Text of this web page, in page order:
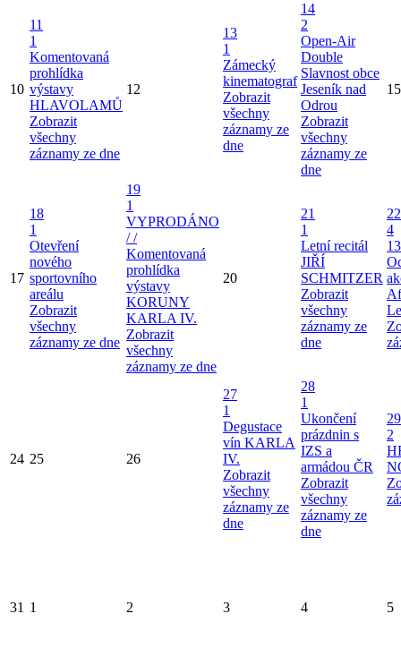
10
11
1
Komentovaná
prohlídka
výstavy
HLAVOLAMŮ
Zobrazit
všechny
záznamy ze dne
12
13
1
Zámecký
kinematograf
Zobrazit
všechny
záznamy ze
dne
14
2
Open-Air
Double
Slavnost obce
Jeseník nad
Odrou
Zobrazit
všechny
záznamy ze
dne
15
17
18
1
Otevření
nového
sportovního
areálu
Zobrazit
všechny
záznamy ze dne
19
1
VYPRODÁNO
/ /
Komentovaná
prohlídka
výstavy
KORUNY
KARLA IV.
Zobrazit
všechny
záznamy ze dne
20
21
1
Letní recitál
JIŘÍ
SCHMITZER
Zobrazit
všechny
záznamy ze
dne
22
4
24 25 26
27
1
Degustace
vín KARLA
IV.
Zobrazit
všechny
záznamy ze
dne
28
1
Ukončení
prázdnin s
IZS a
armádou ČR
Zobrazit
všechny
záznamy ze
dne
29
2
31 1 2 3 4 5